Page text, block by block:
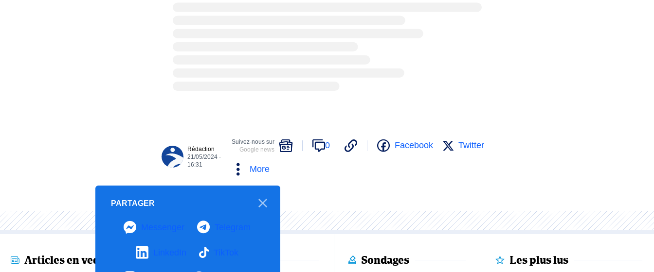
Rédaction
21/05/2024 -
16:31
Suivez-nous sur
Google news
0 Facebook Twitter
More
PARTAGER
Messenger Telegram
LinkedIn TikTok
Articles en vedette Sondages Les plus lus